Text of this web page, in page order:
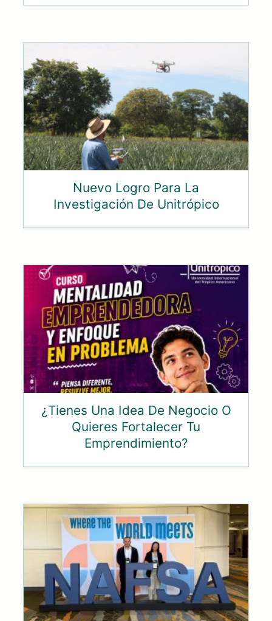
Nuevo Logro Para La
Investigación De Unitrópico
¿Tienes Una Idea De Negocio O
Quieres Fortalecer Tu
Emprendimiento?